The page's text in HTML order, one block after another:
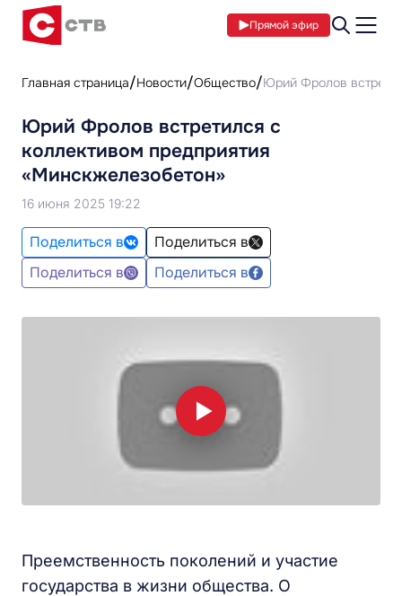
Прямой эфир
Главная страница Новости Общество Юрий Фролов
Юрий Фролов встретился с
коллективом предприятия
«Минскжелезобетон»
16 июня 2025 19:22
Поделиться в
Поделиться в
Поделиться в
Поделиться в
Преемственность поколений и участие
государства в жизни общества. О